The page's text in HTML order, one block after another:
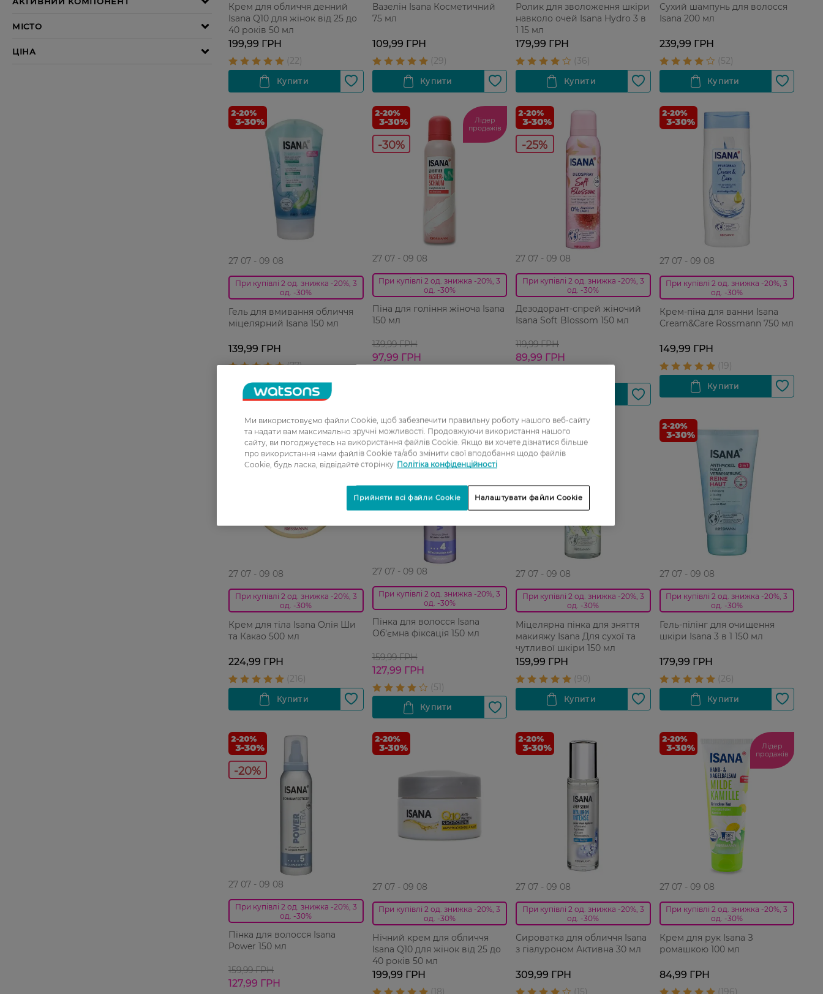
Крем для обличчя денний
Isana Q10 для жінок від 25 до
40 років 50 мл
199,99 ГРН
Вазелін Isana Косметичний
75 мл
109,99 ГРН
Ролик для зволоження шкіри
навколо очей Isana Hydro 3 в
1 15 мл
179,99 ГРН
Сухий шампунь для волосся
Isana 200 мл
239,99 ГРН
27 07 - 09 08
При купівлі 2 од. знижка -20%, 3
од. -30%
Гель для вмивання обличчя
міцелярний Isana 150 мл
139,99 ГРН
-30%
Лідер
продажів
27 07 - 09 08
При купівлі 2 од. знижка -20%, 3
од. -30%
Піна для гоління жіноча Isana
150 мл
139,99 ГРН
97,99 ГРН
-25%
27 07 - 09 08
При купівлі 2 од. знижка -20%, 3
од. -30%
Дезодорант-спрей жіночий
Isana Soft Blossom 150 мл
119,99 ГРН
89,99 ГРН
27 07 - 09 08
При купівлі 2 од. знижка -20%, 3
од. -30%
Крем-піна для ванни Isana
Cream&Care Rossmann 750 мл
149,99 ГРН
27 07 - 09 08
При купівлі 2 од. знижка -20%, 3
од. -30%
Крем для тіла Isana Олія Ши
та Какао 500 мл
224,99 ГРН
-20%
27 07 - 09 08
При купівлі 2 од. знижка -20%, 3
од. -30%
Пінка для волосся Isana
Об'ємна фіксація 150 мл
159,99 ГРН
127,99 ГРН
27 07 - 09 08
При купівлі 2 од. знижка -20%, 3
од. -30%
Міцелярна пінка для зняття
макияжу Isana Для сухої та
чутливої шкіри 150 мл
159,99 ГРН
27 07 - 09 08
При купівлі 2 од. знижка -20%, 3
од. -30%
Гель-пілінг для очищення
шкіри Isana 3 в 1 150 мл
179,99 ГРН
-20%
27 07 - 09 08
При купівлі 2 од. знижка -20%, 3
од. -30%
Пінка для волосся Isana
Power 150 мл
159,99 ГРН
127,99 ГРН
27 07 - 09 08
При купівлі 2 од. знижка -20%, 3
од. -30%
Нічний крем для обличчя
Isana Q10 для жінок від 25 до
40 років 50 мл
199,99 ГРН
27 07 - 09 08
При купівлі 2 од. знижка -20%, 3
од. -30%
Сироватка для обличчя Isana
з гіалуроном Активна 30 мл
309,99 ГРН
Лідер
продажів
27 07 - 09 08
При купівлі 2 од. знижка -20%, 3
од. -30%
Крем для рук Isana З
ромашкою 100 мл
84,99 ГРН
Ми використовуємо файли Cookie, щоб забезпечити правильну роботу нашого веб-сайту
та надати вам максимально зручні можливості. Продовжуючи використання нашого
сайту, ви погоджуєтесь на використання файлів Cookie. Якщо ви хочете дізнатися більше
про використання нами файлів Cookie та/або змінити свої вподобання щодо файлів
Cookie, будь ласка, відвідайте сторінку Політіка конфіденційності
Налаштувати файли Cookie
Прийняти всі файли Cookie